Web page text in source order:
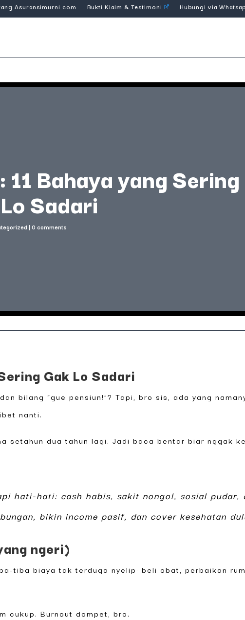
Asuransimurni.com Bukti Klaim & Testimoni Hubungi via
Bahaya yang Sering
Sadari
| 0 comments
Gak Lo Sadari
bilang “gue pensiun!”? Tapi, bro sis, ada yang
nanti.
setahun dua tahun lagi. Jadi baca bentar biar nggak
hati-hati: cash habis, sakit nongol, sosial pudar,
bikin income pasif, dan cover kesehatan
ngeri)
tiba biaya tak terduga nyelip: beli obat, perbaikan
cukup. Burnout dompet, bro.